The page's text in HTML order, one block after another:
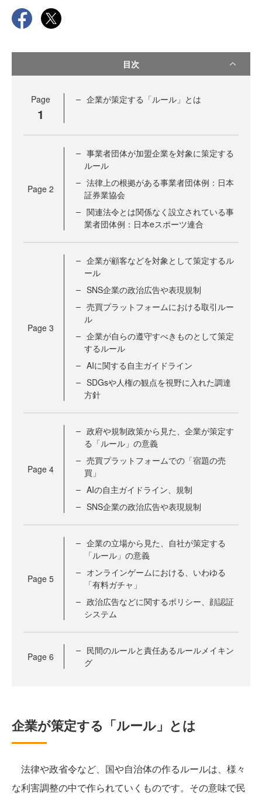
目次
Page
1
企業が策定する「ルール」とは
Page 2
事業者団体が加盟企業を対象に策定する
ルール
法律上の根拠がある事業者団体例：日本
証券業協会
関連法令とは関係なく設立されている事
業者団体例：日本eスポーツ連合
Page 3
企業が顧客などを対象として策定するル
ール
SNS企業の政治広告や表現規制
売買プラットフォームにおける取引ルー
ル
企業が自らの遵守すべきものとして策定
するルール
AIに関する自主ガイドライン
SDGsや人権の観点を視野に入れた調達
方針
Page 4
政府や規制政策から見た、企業が策定す
る「ルール」の意義
売買プラットフォームでの「宿題の売
買」
AIの自主ガイドライン、規制
SNS企業の政治広告や表現規制
Page 5
企業の立場から見た、自社が策定する
「ルール」の意義
オンラインゲームにおける、いわゆる
「有料ガチャ」
政治広告などに関するポリシー、顔認証
システム
Page 6
民間のルールと責任あるルールメイキン
グ
企業が策定する「ルール」とは
法律や政省令など、国や自治体の作るルールは、様々
な利害調整の中で作られていくものです。その意味で民